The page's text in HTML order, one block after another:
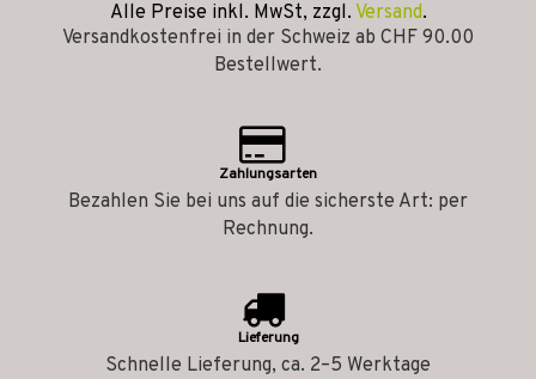
Alle Preise inkl. MwSt, zzgl. Versand.
Versandkostenfrei in der Schweiz ab CHF 90.00
Bestellwert.
Zahlungsarten
Bezahlen Sie bei uns auf die sicherste Art: per
Rechnung.
Lieferung
Schnelle Lieferung, ca. 2–5 Werktage